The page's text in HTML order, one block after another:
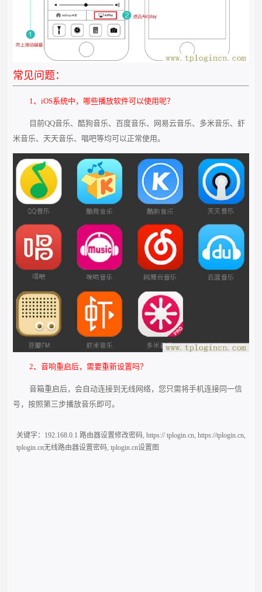
常见问题：
1、iOS系统中，哪些播放软件可以使用呢？
目前QQ音乐、酷狗音乐、百度音乐、网易云音乐、多米音乐、虾
米音乐、天天音乐、唱吧等均可以正常使用。
2、音响重启后，需要重新设置吗？
音箱重启后，会自动连接到无线网络，您只需将手机连接同一信
号，按照第三步播放音乐即可。
关键字： 192.168.0.1 路由器设置修改密码 ,https:// tplogin.cn ,https://tplogin.cn
tplogin.cn无线路由器设置密码 ,tplogin.cn设置图